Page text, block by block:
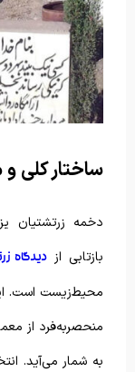
ساختار کلی
دخمه زرتشتیان
بازتابی ازدیدگاه
محیط‌زیست است.
منحصربه‌فرد از
به شمار می‌آید.